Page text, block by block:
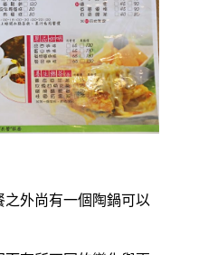
外尚有一個陶鍋可以